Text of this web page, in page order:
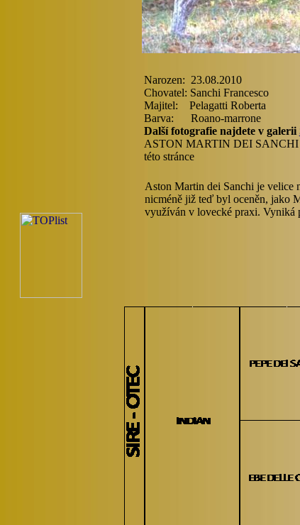
Narozen: 23.08.2010
Chovatel: Sanchi Francesco
Majitel: Pelagatti Roberta
Barva: Roano-marrone
Další fotografie najdete v galerii
ASTON MARTIN DEI SANCHI
této stránce
Aston Martin dei Sanchi je velice
nicméně již teď byl oceněn, jako
využíván v lovecké praxi. Vyniká